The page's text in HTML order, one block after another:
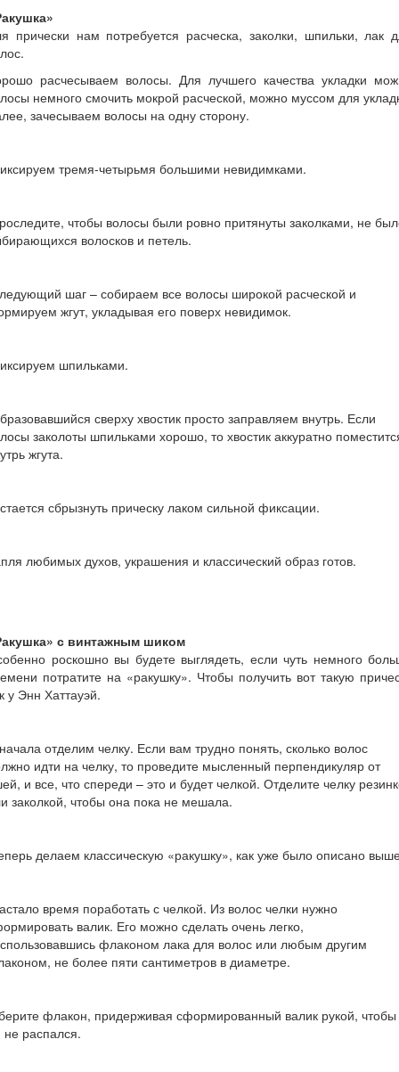
прически нам потребуется расческа, заколки, шпильки, лак
расчесываем волосы. Для лучшего качества укладки
немного смочить мокрой расческой, можно муссом для
зачесываем волосы на одну сторону.
тремя-четырьмя большими невидимками.
чтобы волосы были ровно притянуты заколками, не
волосков и петель.
шаг – собираем все волосы широкой расческой и
жгут, укладывая его поверх невидимок.
шпильками.
сверху хвостик просто заправляем внутрь. Если
заколоты шпильками хорошо, то хвостик аккуратно
жгута.
сбрызнуть прическу лаком сильной фиксации.
любимых духов, украшения и классический образ готов.
с винтажным шиком
роскошно вы будете выглядеть, если чуть немного
потратите на «ракушку». Чтобы получить вот такую
у Энн Хаттауэй.
отделим челку. Если вам трудно понять, сколько волос
идти на челку, то проведите мысленный перпендикуляр от
и все, что спереди – это и будет челкой. Отделите челку
заколкой, чтобы она пока не мешала.
делаем классическую «ракушку», как уже было описано
время поработать с челкой. Из волос челки нужно
валик. Его можно сделать очень легко,
флаконом лака для волос или любым другим
не более пяти сантиметров в диаметре.
флакон, придерживая сформированный валик рукой, чтобы
не распался.